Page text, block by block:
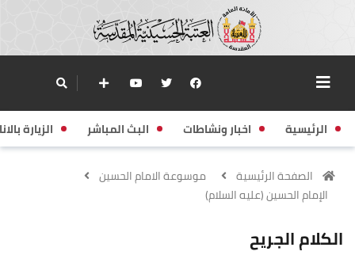
الرئيسية اخبار ونشاطات البث المباشر الزيارة
الصفحة الرئيسية
موسوعة الامام الحسين
الإمام الحسين (عليه السلام)
الكلام الجريح